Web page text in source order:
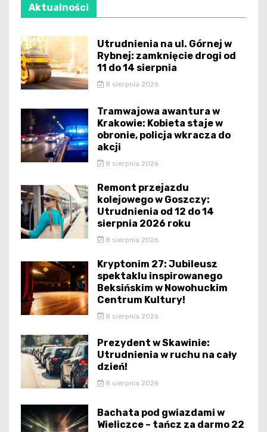
Aktualności
Utrudnienia na ul. Górnej w
Rybnej: zamknięcie drogi od
11 do 14 sierpnia
8 sierpnia 2026
Tramwajowa awantura w
Krakowie: Kobieta staje w
obronie, policja wkracza do
akcji
8 sierpnia 2026
Remont przejazdu
kolejowego w Goszczy:
Utrudnienia od 12 do 14
sierpnia 2026 roku
8 sierpnia 2026
Kryptonim 27: Jubileusz
spektaklu inspirowanego
Beksińskim w Nowohuckim
Centrum Kultury!
8 sierpnia 2026
Prezydent w Skawinie:
Utrudnienia w ruchu na cały
dzień!
8 sierpnia 2026
Bachata pod gwiazdami w
Wieliczce – tańcz za darmo 22